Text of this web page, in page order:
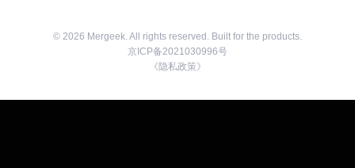
© 2026 Mergeek. All rights reserved. Built for the products.
京ICP备2021030996号
《隐私政策》